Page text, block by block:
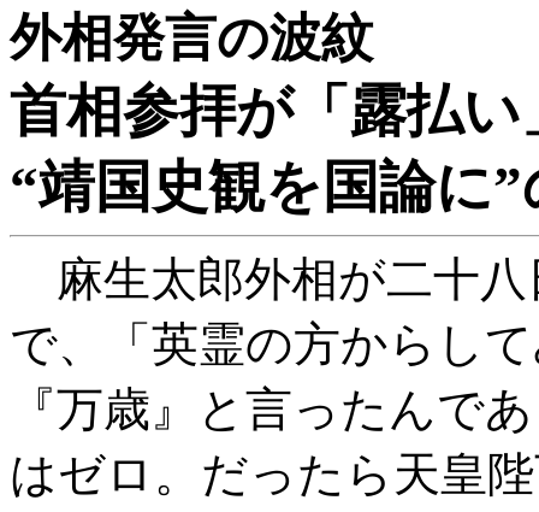
外相発言の波紋
首相参拝が「露払い
“靖国史観を国論に
麻生太郎外相が二十八
で、「英霊の方からし
『万歳』と言ったんで
はゼロ。だったら天皇